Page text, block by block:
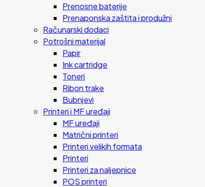
Prenosne baterije
Prenaponska zaštita i produžni
Računarski dodaci
Potrošni materijal
Papir
Ink cartridge
Toneri
Ribon trake
Bubnjevi
Printeri i MF uređaji
MF uređaji
Matrični printeri
Printeri velikih formata
Printeri
Printeri za naljepnice
POS printeri